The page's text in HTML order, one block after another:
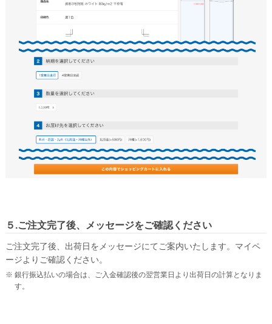
貼り合わせについて
無料サンプル請求について
長形3号封筒の特徴
角形2号封筒の特徴
ご注文について
ご注文の流れ
納期について
配送・送料について
よくある質問
５.ご注文完了後、メッセージをご確認ください
ご注文完了後、出荷日をメッセージにてご案内いたします。マイペ
ージよりご確認ください。
銀行振込払いの場合は、ご入金確認後の翌営業日より出荷日の計算となりま
す。